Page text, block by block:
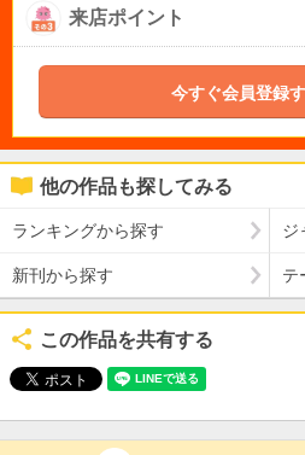
来店ポイント
今すぐ会員登録
他の作品も探してみる
ランキングから探す ジ
新刊から探す テ
この作品を共有する